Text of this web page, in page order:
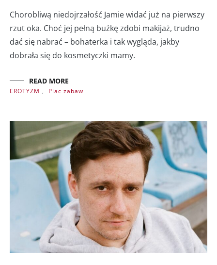
Chorobliwą niedojrzałość Jamie widać już na pierwszy
rzut oka. Choć jej pełną buźkę zdobi makijaż, trudno
dać się nabrać – bohaterka i tak wygląda, jakby
dobrała się do kosmetyczki mamy.
READ MORE
EROTYZM , Plac zabaw